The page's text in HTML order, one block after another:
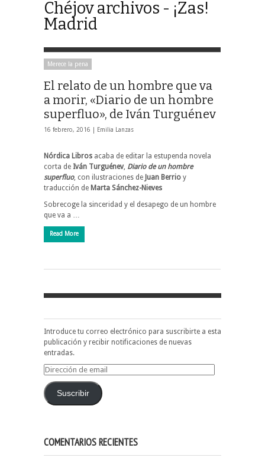
Chéjov archivos - ¡Zas!
Madrid
Merece la pena
El relato de un hombre que va
a morir, «Diario de un hombre
superfluo», de Iván Turguénev
16 febrero, 2016 | Emilia Lanzas
Nórdica Libros acaba de editar la estupenda novela
corta de Iván Turguénev Diario de un hombre
superfluo, con ilustraciones de Juan Berrio y
traducción de Marta Sánchez-Nieves
Sobrecoge la sinceridad y el desapego de un hombre
que va a …
Read More
Introduce tu correo electrónico para suscribirte a esta
publicación y recibir notificaciones de nuevas
entradas.
Dirección
emailSuscribir
COMENTARIOS RECIENTES